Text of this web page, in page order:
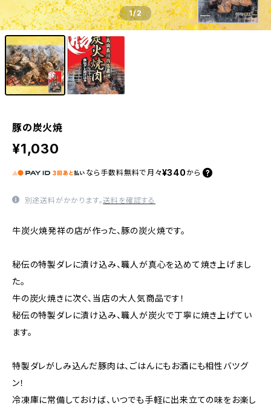
1/2
豚の炭火焼
¥1,030
なら 手数料無料で 月々¥340 から
別途送料がかかります。送料を確認する
牛炭火焼発祥の店が作った、豚の炭火焼です。
秘伝の特製ダレに漬け込み、職人が真心を込めて焼き上げまし
た。
牛の炭火焼きに次ぐ、当店の大人気商品です！
秘伝の特製ダレに漬け込み、職人が炭火で丁寧に焼き上げてい
ます。
特製ダレがしみ込んだ豚肉は、ごはんにもお酒にも相性バツグ
ン！
冷凍庫に常備しておけば、いつでも手軽に出来立ての味をお楽し